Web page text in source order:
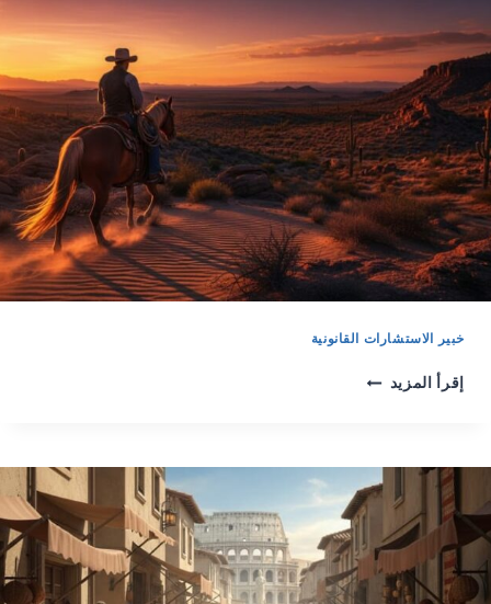
تكاليف
تأمين
السيارات
في
السعودية
2026؟
خبير الاستشارات القانونية
إقرأ المزيد